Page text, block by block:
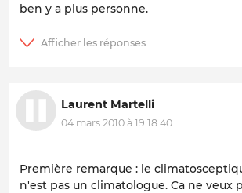
ben y a plus personne.
Laurent Martelli
04 mars 2010 à 19:18:40
Première remarque : le
n'est pas un climatologue. Ca ne veux